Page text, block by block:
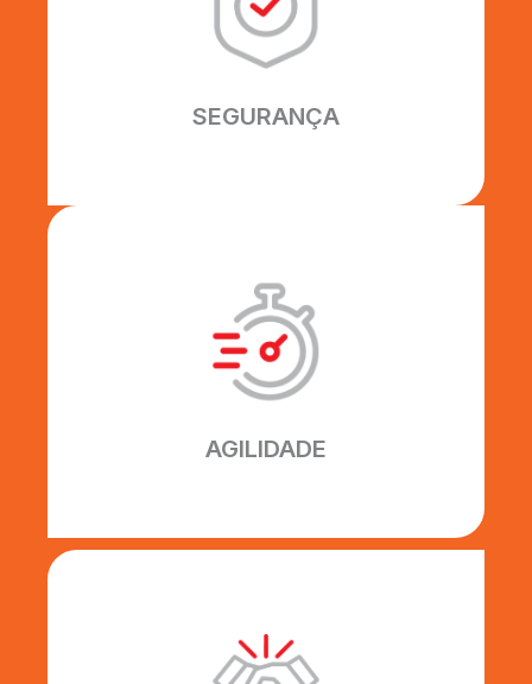
SEGURANÇA
Seguimos rigorosamente as normas
AGILIDADE
AGILIDADE
Nossos processos são
desenvolvidos para otimizar o
flexibilidade, qualidade e habilidade.
COMPROMISSO